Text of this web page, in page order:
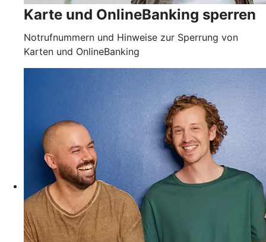
Karte und OnlineBanking sperren
Notrufnummern und Hinweise zur Sperrung von
Karten und OnlineBanking